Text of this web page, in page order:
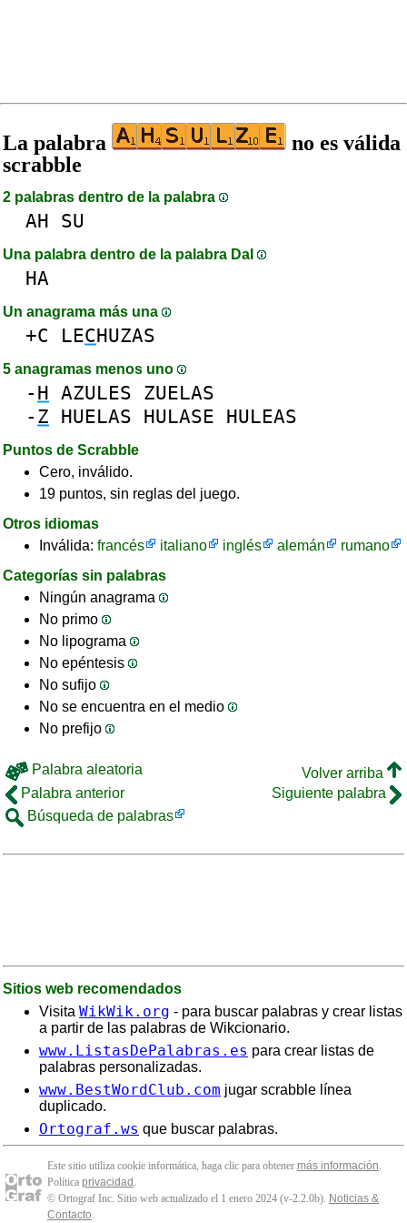
La palabra
no es válida
scrabble
2 palabras dentro de la palabra
AH SU
Una palabra dentro de la palabra DaI
HA
Un anagrama más una
+C LECHUZAS
5 anagramas menos uno
- H AZULES ZUELAS
- Z HUELAS HULASE HULEAS
Puntos de Scrabble
Cero, inválido.
19 puntos, sin reglas del juego.
Otros idiomas
Inválida: francés italiano inglés alemán
rumano
Categorías sin palabras
Ningún anagrama
No primo
No lipograma
No epéntesis
No sufijo
No se encuentra en el medio
No prefijo
Palabra aleatoria
Volver arriba
Palabra anterior
Siguiente palabra
Búsqueda de palabras
Sitios web recomendados
Visita WikWik.org - para buscar palabras y crear listas
a partir de las palabras de Wikcionario.
www.ListasDePalabras.es para crear listas de
palabras personalizadas.
www.BestWordClub.com jugar scrabble línea
duplicado.
Ortograf.ws que buscar palabras.
Este sitio utiliza cookie informática, haga clic para obtener más información.
Política privacidad .
© Ortograf Inc. Sitio web actualizado el 1 enero 2024 (v-2.2.0b). Noticias &
Contacto.